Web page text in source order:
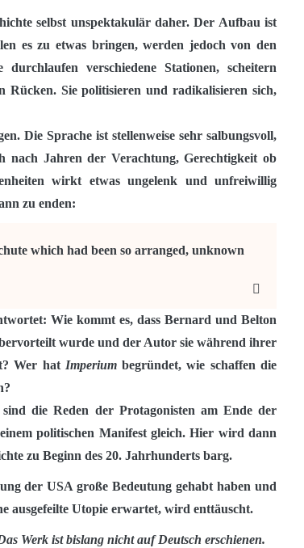
selbst unspektakulär daher. Der Aufbau ist
es zu etwas bringen, werden jedoch von den
verschiedene Stationen, scheitern
Rücken. Sie politisieren und radikalisieren sich,
Die Sprache ist stellenweise sehr salbungsvoll,
nach Jahren der Verachtung, Gerechtigkeit ob
wirkt etwas ungelenk und unfreiwillig
zu enden:
which had been so arranged, unknown
Wie kommt es, dass Bernard und Belton
wurde und der Autor sie während ihrer
Wer hat Imperiumbegründet, wie schaffen die
die Reden der Protagonisten am Ende der
politischen Manifest gleich. Hier wird dann
zu Beginn des 20. Jahrhunderts barg.
der USA große Bedeutung gehabt haben und
ausgefeilte Utopie erwartet, wird enttäuscht.
Werk ist bislang nicht auf Deutsch erschienen.